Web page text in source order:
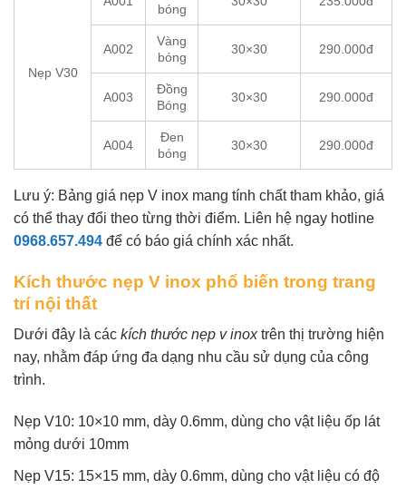
Nẹp V30
bóng
A002
Vàng
bóng
30×30 290.000đ
A003
Đồng
Bóng
30×30 290.000đ
A004
Đen
bóng
30×30 290.000đ
Lưu ý: Bảng giá nẹp V inox mang tính chất tham khảo, giá
có thể thay đổi theo từng thời điểm. Liên hệ ngay hotline
0968.657.494 để có báo giá chính xác nhất.
Kích thước nẹp V inox phổ biến trong trang
trí nội thất
Dưới đây là các kích thước nẹp v inoxtrên thị trường hiện
nay, nhằm đáp ứng đa dạng nhu cầu sử dụng của công
trình.
Nẹp V10: 10×10 mm, dày 0.6mm, dùng cho vật liệu ốp lát
mỏng dưới 10mm
Nẹp V15: 15×15 mm, dày 0.6mm, dùng cho vật liệu có độ